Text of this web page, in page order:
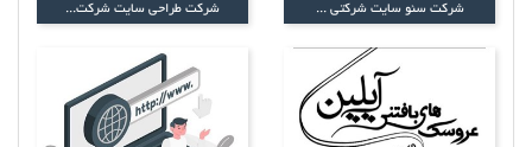
شرکت سئو سایت شرکتی ... شرکت طراحی سایت شرکت...